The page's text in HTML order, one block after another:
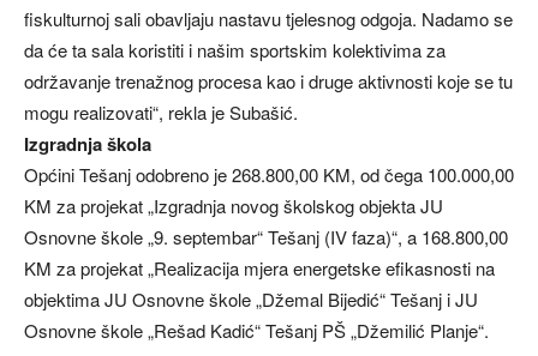
fiskulturnoj sali obavljaju nastavu tjelesnog odgoja. Nadamo se
da će ta sala koristiti i našim sportskim kolektivima za
održavanje trenažnog procesa kao i druge aktivnosti koje se tu
mogu realizovati“, rekla je Subašić.
Izgradnja škola
Općini Tešanj odobreno je 268.800,00 KM, od čega 100.000,00
KM za projekat „Izgradnja novog školskog objekta JU
Osnovne škole „9. septembar“ Tešanj (IV faza)“, a 168.800,00
KM za projekat „Realizacija mjera energetske efikasnosti na
objektima JU Osnovne škole „Džemal Bijedić“ Tešanj i JU
Osnovne škole „Rešad Kadić“ Tešanj PŠ „Džemilić Planje“.